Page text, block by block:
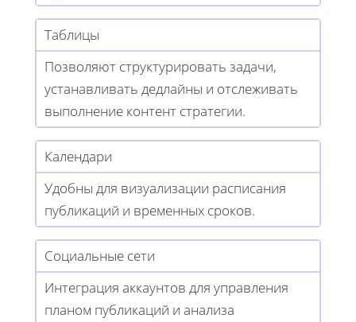
Таблицы
Позволяют структурировать задачи,
устанавливать дедлайны и отслеживать
выполнение контент стратегии.
Календари
Удобны для визуализации расписания
публикаций и временных сроков.
Социальные сети
Интеграция аккаунтов для управления
планом публикаций и анализа